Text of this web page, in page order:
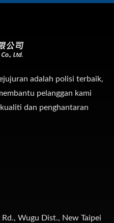
adalah polisi terbaik,
pelanggan kami
dan penghantaran
Wugu Dist., New Taipei